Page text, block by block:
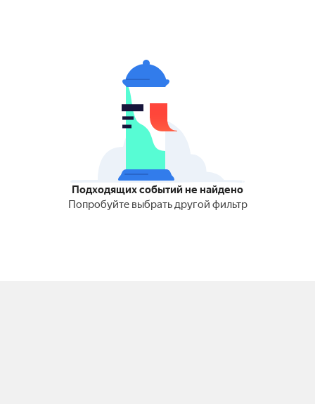
Подходящих событий не найдено
Попробуйте выбрать другой фильтр